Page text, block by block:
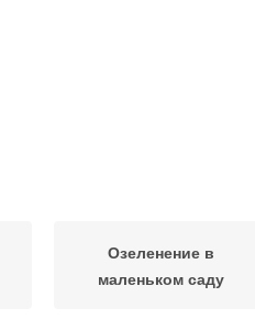
Озеленение в
маленьком саду